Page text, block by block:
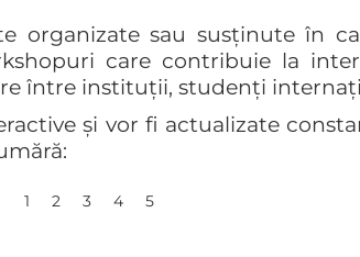
organizate sau susținute în
care contribuie la
între instituții, studenți
și vor fi actualizate
1 2 3 4 5